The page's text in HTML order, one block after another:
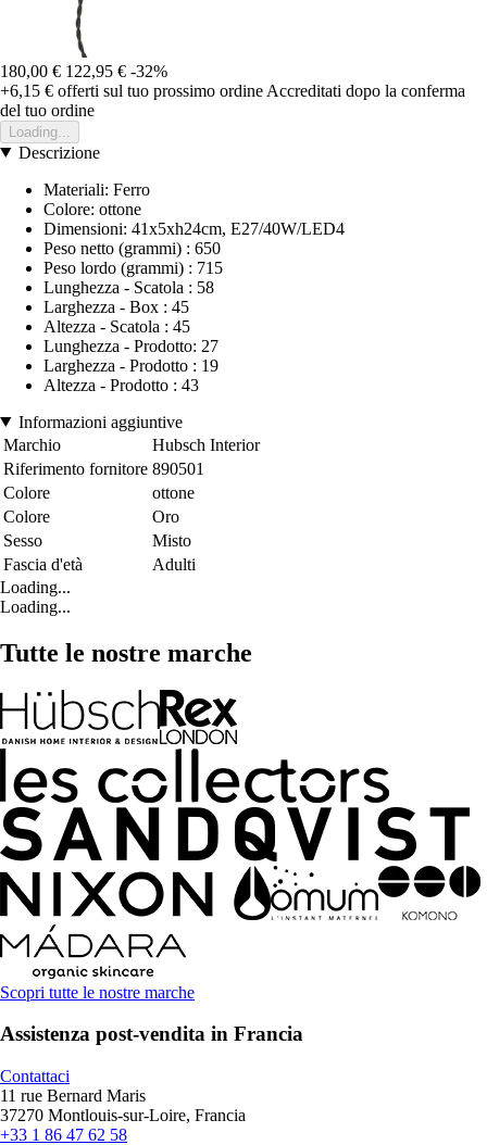
180,00 € 122,95 € -32%
+6,15 € offerti sul tuo prossimo ordine Accreditati dopo la conferma
del tuo ordine
Loading...
Descrizione
Materiali: Ferro
Colore: ottone
Dimensioni: 41x5xh24cm, E27/40W/LED4
Peso netto (grammi) : 650
Peso lordo (grammi) : 715
Lunghezza - Scatola : 58
Larghezza - Box : 45
Altezza - Scatola : 45
Lunghezza - Prodotto: 27
Larghezza - Prodotto : 19
Altezza - Prodotto : 43
Informazioni aggiuntive
Marchio
Hubsch Interior
Riferimento fornitore 890501
Colore
ottone
Colore
Oro
Sesso
Misto
Fascia d'età
Adulti
Loading...
Loading...
Tutte le nostre marche
Scopri tutte le nostre marche
Assistenza post-vendita in Francia
Contattaci
11 rue Bernard Maris
37270 Montlouis-sur-Loire, Francia
+33 1 86 47 62 58